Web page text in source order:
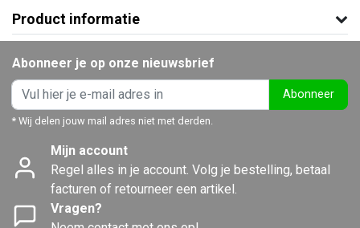
Product informatie
Abonneer je op onze nieuwsbrief
Abonneer
* Wij delen jouw mail adres niet met derden.
Mijn account
Regel alles in je account. Volg je bestelling, betaal
facturen of retourneer een artikel.
Vragen?